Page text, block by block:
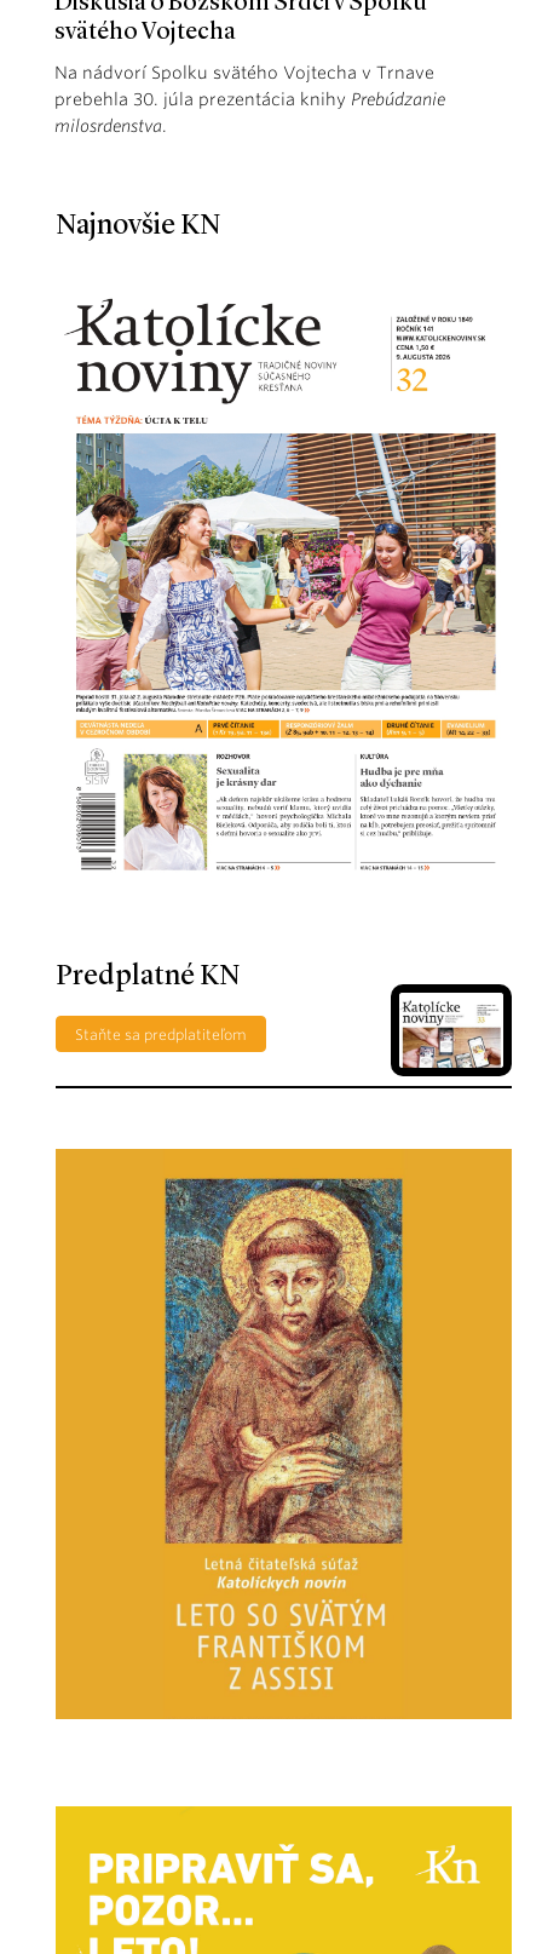
svätého Vojtecha
Na nádvorí Spolku svätého Vojtecha v Trnave
prebehla 30. júla prezentácia knihy Prebúdzanie
milosrdenstva.
Najnovšie KN
Predplatné KN
Staňte sa predplatiteľom